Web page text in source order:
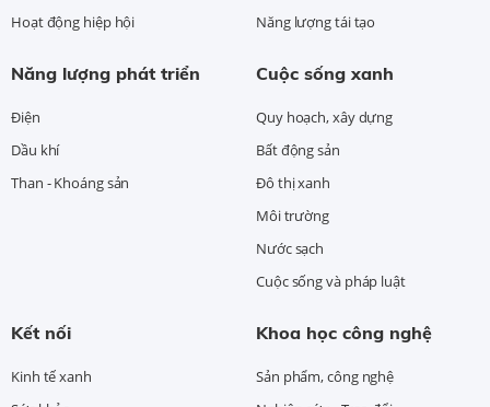
Hoạt động hiệp hội
Năng lượng tái tạo
Năng lượng phát triển
Điện
Dầu khí
Than - Khoáng sản
Cuộc sống xanh
Quy hoạch, xây dựng
Bất động sản
Đô thị xanh
Môi trường
Nước sạch
Cuộc sống và pháp luật
Kết nối
Kinh tế xanh
Khoa học công nghệ
Sản phẩm, công nghệ